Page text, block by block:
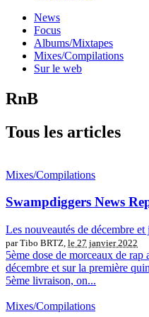
News
Focus
Albums/Mixtapes
Mixes/Compilations
Sur le web
RnB
Tous les articles
Mixes/Compilations
Swampdiggers News
Les nouveautés de décembre et
par Tibo BRTZ, le 27 janvier 2022
5ème dose de morceaux de
décembre et sur la première
5ème livraison, on...
Mixes/Compilations